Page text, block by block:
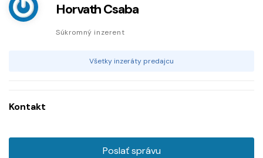
Horvath Csaba
Súkromný inzerent
Všetky inzeráty predajcu
Kontakt
Poslať správu